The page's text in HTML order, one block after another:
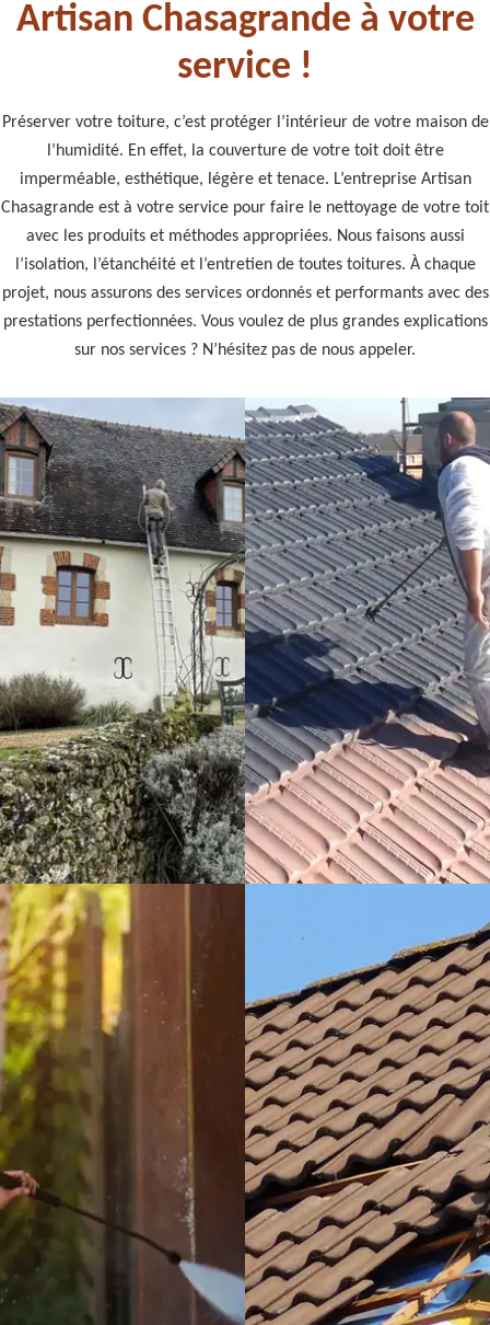
Artisan Chasagrande à votre
service !
Préserver votre toiture, c’est protéger l’intérieur de votre maison de
l’humidité. En effet, la couverture de votre toit doit être
imperméable, esthétique, légère et tenace. L’entreprise Artisan
Chasagrande est à votre service pour faire le nettoyage de votre toit
avec les produits et méthodes appropriées. Nous faisons aussi
l’isolation, l’étanchéité et l’entretien de toutes toitures. À chaque
projet, nous assurons des services ordonnés et performants avec des
prestations perfectionnées. Vous voulez de plus grandes explications
sur nos services ? N’hésitez pas de nous appeler.